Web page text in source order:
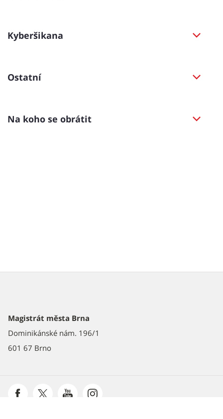
Kyberšikana
Ostatní
Na koho se obrátit
Magistrát města Brna
Dominikánské nám. 196/1
601 67 Brno